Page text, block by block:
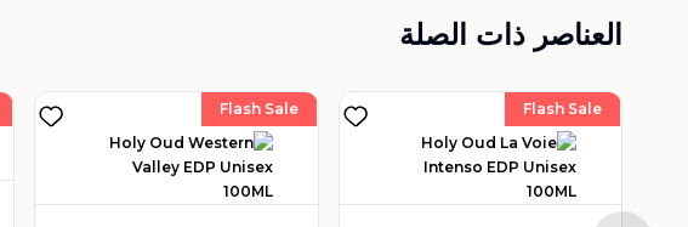
العناصر ذات الصلة
Flash Sale Flash Sale